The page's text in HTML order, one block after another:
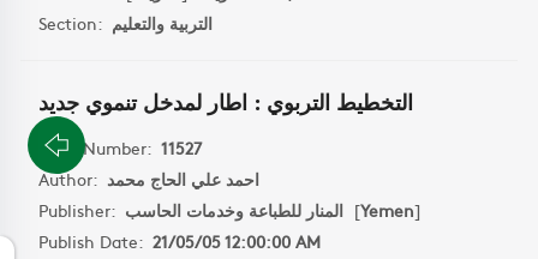
Section: التربية والتعليم
التخطيط التربوي : اطار لمدخل تنموي جديد
Book Number: 11527
Author: احمد علي الحاج محمد
Publisher: المنار للطباعة وخدمات الحاسب [Yemen]
Publish Date: 21/05/05 12:00:00 AM